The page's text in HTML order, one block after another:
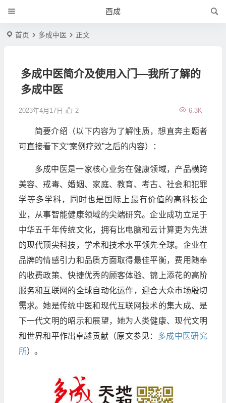
酉成
首页 多成中医 正文
多成中医简介及使用入门—我所了解的
多成中医
2023年4月17日 6.3K
2
简要介绍（以下内容为了解性质，想直奔主题者
可直接看下文“案例疗效”之后的内容）：
多成中医是一家核心业务在健康领域，产品横跨
美容、戒毒、婚姻、家庭、教育、考古、社会和犯罪
学等多学科，同时也是国际上最有价值的高科技企
业，从事智能健康领域的尖端研究。企业成功立足于
中华五千年传统文化，拥有比电脑和云计算更为先进
的现代顶尖科技，学术和技术水平领先全球。企业在
品牌的情感引力和品质方面取得最佳平衡，费用随奉
的收费政策、快捷优秀的顾客体验、锦上添花的高阶
服务和互联网的全球自动化运作，迎合大众市场殷切
需求。她是传统中医和现代互联网技术的集大成、是
下一代文明的昭示和展望，她为人类健康、现代文明
和世界和平作出卓越贡献（原文参见： 多成中医研究
所）。